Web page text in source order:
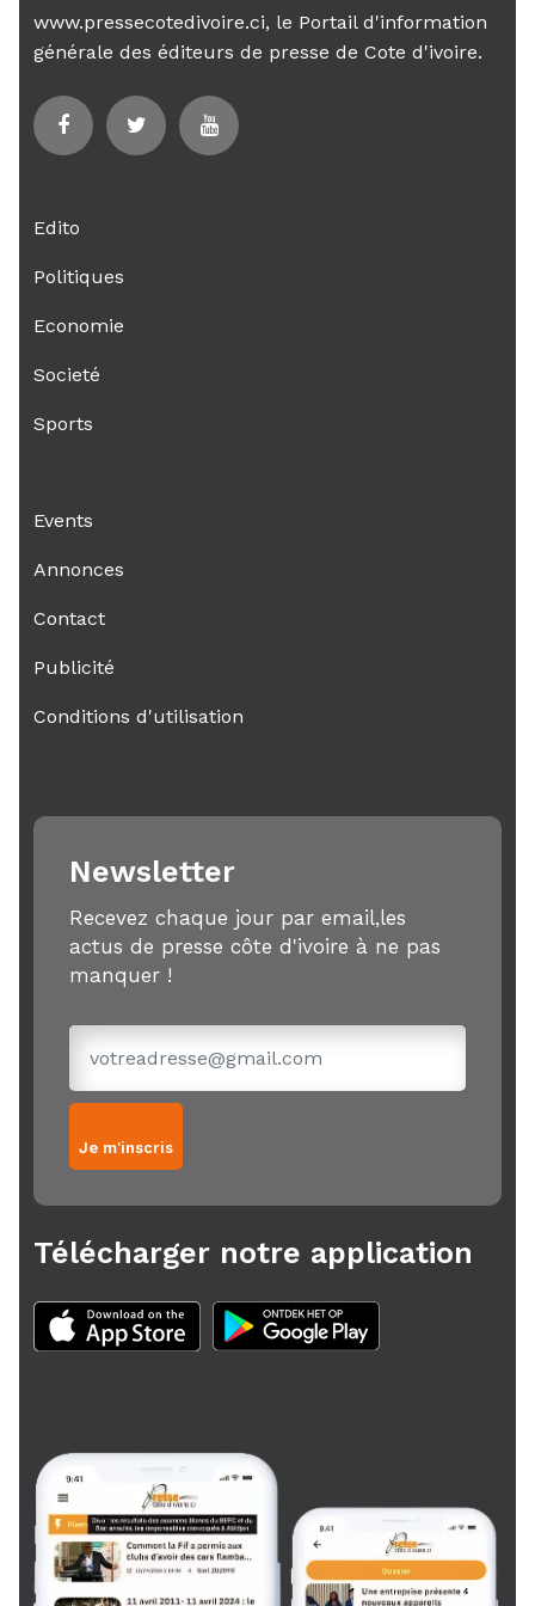
www.pressecotedivoire.ci, le Portail d'information
générale des éditeurs de presse de Cote d'ivoire.
Edito
Politiques
Economie
Societé
Sports
Events
Annonces
Contact
Publicité
Conditions d'utilisation
Newsletter
Recevez chaque jour par email,les
actus de presse côte d'ivoire à ne pas
manquer !
Je m'inscris
Télécharger notre application